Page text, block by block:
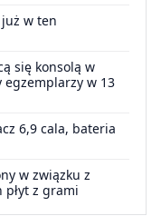
w ten
się konsolą w
w 13
6,9 cala, bateria
w związku z
z grami